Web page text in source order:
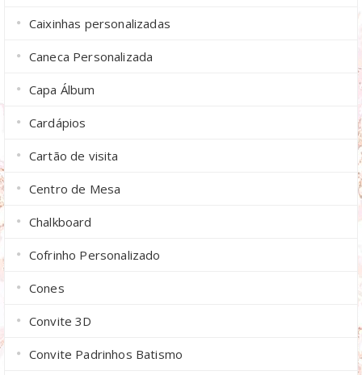
Caixinhas personalizadas
Caneca Personalizada
Capa Álbum
Cardápios
Cartão de visita
Centro de Mesa
Chalkboard
Cofrinho Personalizado
Cones
Convite 3D
Convite Padrinhos Batismo